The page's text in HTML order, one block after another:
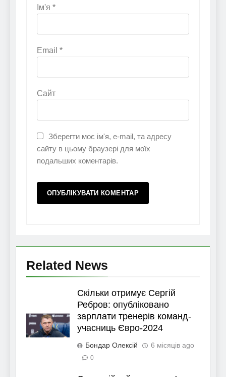
Ім'я *
Email *
Сайт
Зберегти моє ім'я, e-mail, та адресу
сайту в цьому браузері для моїх
подальших коментарів.
Related News
Скільки отримує Сергій
Ребров: опубліковано
зарплати тренерів команд-
учасниць Євро-2024
Бондар Олексій 6 місяців ago
0